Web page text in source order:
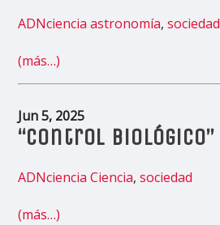
ADNciencia astronomía,sociedad
(más…)
Jun 5, 2025
“Control biológico”
ADNciencia Ciencia,sociedad
(más…)